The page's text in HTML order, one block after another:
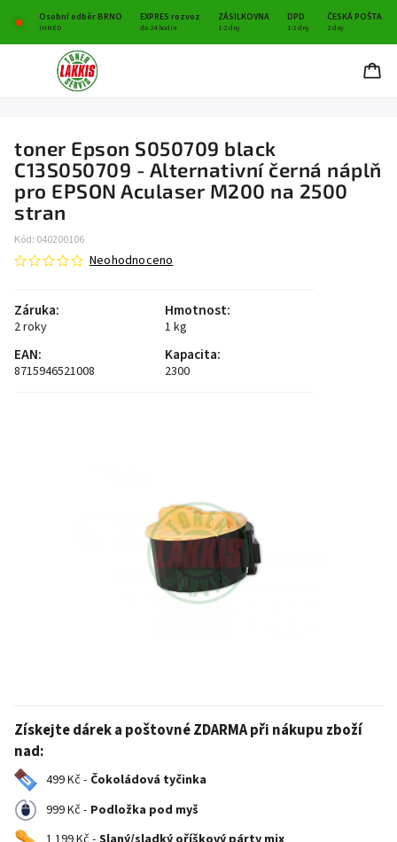
Osobní odběr BRNO EXPRES rozvoz ZÁSILKOVNA DPD ČESKÁ POŠTA
IHNED do 24 hodin 1-2 dny 1-2 dny 2 dny
toner Epson S050709 black
C13S050709 - Alternativní černá náplň
pro EPSON Aculaser M200 na 2500
stran
Kód: 040200106
Neohodnoceno
Záruka:
2 roky
Hmotnost:
1 kg
EAN:
8715946521008
Kapacita:
2300
Získejte dárek a poštovné ZDARMA při nákupu zboží
nad:
499 Kč - Čokoládová tyčinka
999 Kč - Podložka pod myš